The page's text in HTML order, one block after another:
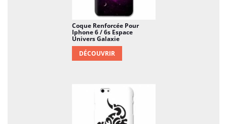
Coque Renforcée Pour
Iphone 6 / 6s Espace
Univers Galaxie
DÉCOUVRIR